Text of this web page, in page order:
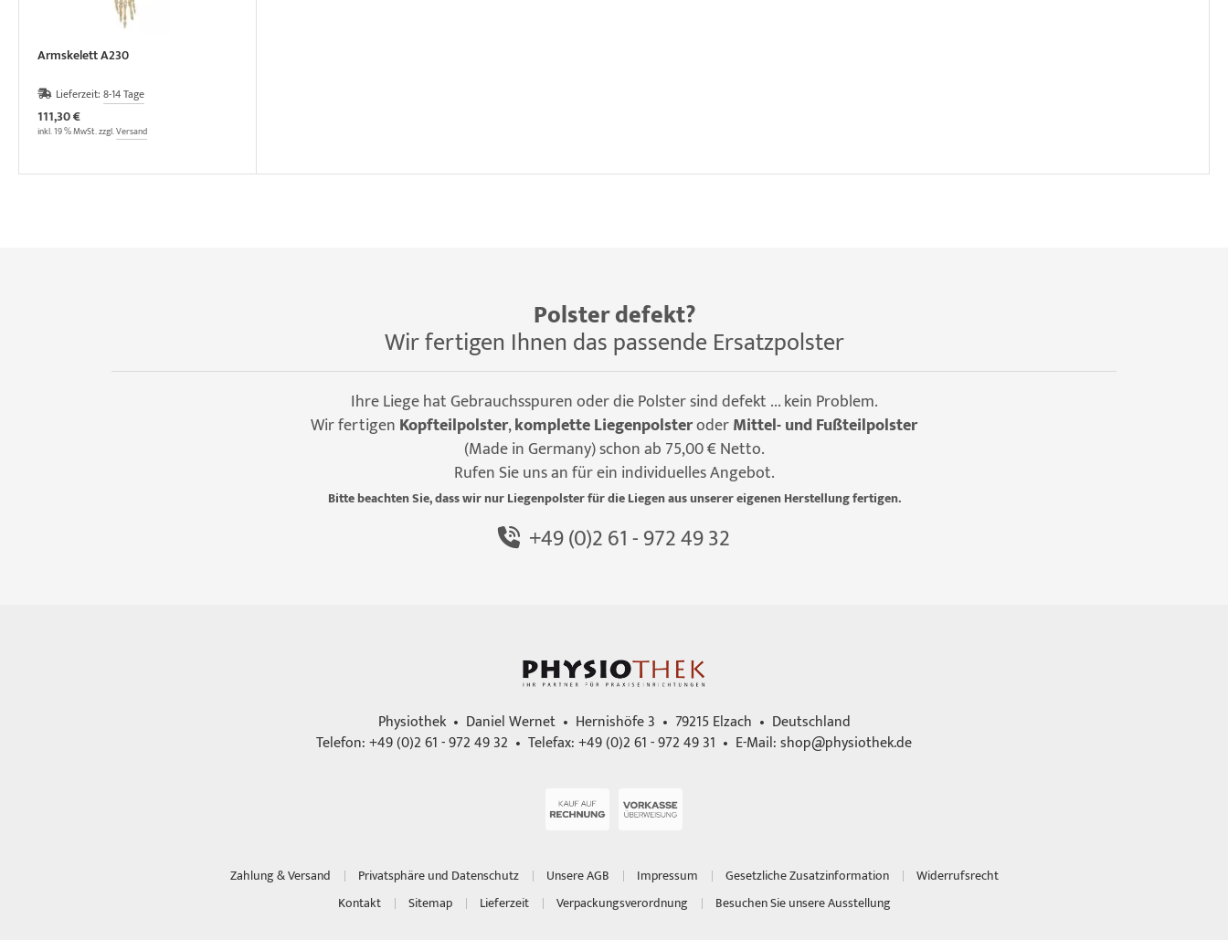
Armskelett A230
Lieferzeit: 8-14 Tage
111,30 €
inkl. 19 % MwSt. zzgl.Versand
Polster defekt?
Wir fertigen Ihnen das passende Ersatzpolster
Ihre Liege hat Gebrauchsspuren oder die Polster sind defekt ... kein Problem.
Wir fertigen Kopfteilpolster,komplette LiegenpolsteroderMittel- und Fußteilpolster
(Made in Germany) schon ab 75,00 € Netto.
Rufen Sie uns an für ein individuelles Angebot.
Bitte beachten Sie, dass wir nur Liegenpolster für die Liegen aus unserer eigenen Herstellung fertigen.
+49 (0)2 61 - 972 49 32
Physiothek • Daniel Wernet • Hernishöfe 3 • 79215 Elzach • Deutschland
Telefon: +49 (0)2 61 - 972 49 32 • Telefax: +49 (0)2 61 - 972 49 31 • E-Mail:shop@physiothek.de
Zahlung & Versand Privatsphäre und Datenschutz Unsere AGB Impressum Gesetzliche Zusatzinformation
Widerrufsrecht
Kontakt
Sitemap Lieferzeit Verpackungsverordnung Besuchen Sie unsere Ausstellung